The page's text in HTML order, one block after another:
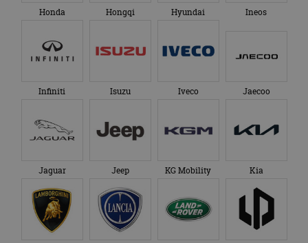
Honda Hongqi Hyundai Ineos
Infiniti Isuzu Iveco Jaecoo
Jaguar Jeep KG Mobility Kia